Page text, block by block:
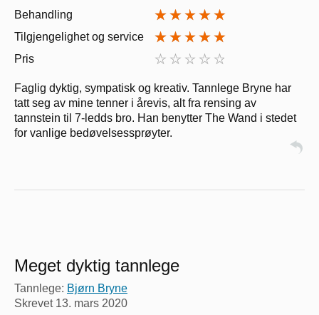
Behandling
Tilgjengelighet og service
Pris
Faglig dyktig, sympatisk og kreativ. Tannlege Bryne har
tatt seg av mine tenner i årevis, alt fra rensing av
tannstein til 7-ledds bro. Han benytter The Wand i stedet
for vanlige bedøvelsessprøyter.
Meget dyktig tannlege
Tannlege: Bjørn Bryne
Skrevet 13. mars 2020